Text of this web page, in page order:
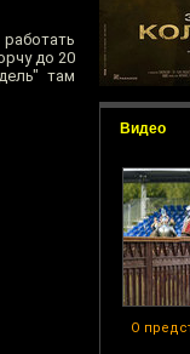
Видео
О
до 20
там